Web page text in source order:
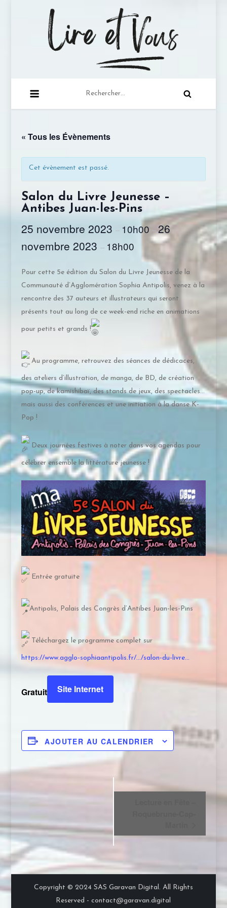
passion de la lecture …
« Tous les Évènements
Cet évènement est passé.
Salon du Livre Jeunesse –
Antibes Juan-les-Pins
25 novembre 2023– 10h00– 26
novembre 2023– 18h00
Pour cette 5e édition du Salon du Livre Jeunesse de la
Communauté d’Agglomération Sophia Antipolis, venez à la
rencontre des 37 auteurs et illustrateurs qui seront
présents tout au long de ce week-end riche en animations
pour petits et grands !
Au programme, retrouvez des séances de dédicaces,
des ateliers d’illustration, de manga, de BD, de création
pop-up, de kamishibaï, des stands de jeux, des spectacles…
mais aussi des conférences et une initiation à la danse K-
Pop !
Deux journées festives à noter dans vos agendas pour
célébrer ensemble la littérature jeunesse !
Entrée gratuite
Antipolis, Palais des Congrès d’Antibes Juan-les-Pins
Téléchargez le programme complet sur
https://www.agglo-sophiaantipolis.fr/…/salon-du-livre…
Gratuit Site Internet
AJOUTER AU CALENDRIER
N
a
v
i
Copyright © 2024 SAS Garavan Digital. All Rights
Reserved - contact@garavan.digital